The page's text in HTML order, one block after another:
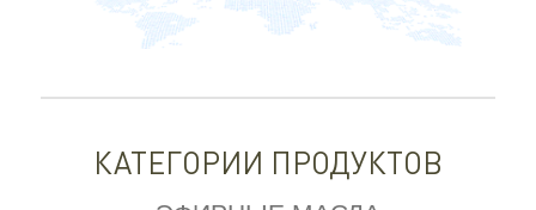
КАТЕГОРИИ ПРОДУКТОВ